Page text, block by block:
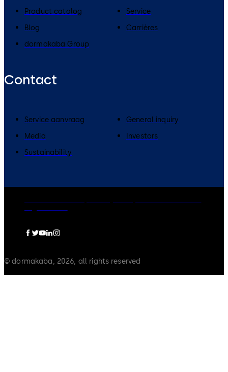
Product catalog
Service
Blog
Carrières
dormakaba Group
Contact
Service aanvraag
General inquiry
Media
Investors
Sustainability
© dormakaba, 2026, all rights reserved